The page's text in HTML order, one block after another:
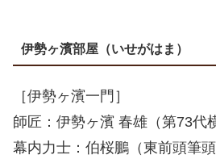
伊勢ヶ濱部屋（いせがはま）
［伊勢ヶ濱一門］
師匠：伊勢ヶ濱 春雄（第73代
幕内力士：伯桜鵬（東前頭筆